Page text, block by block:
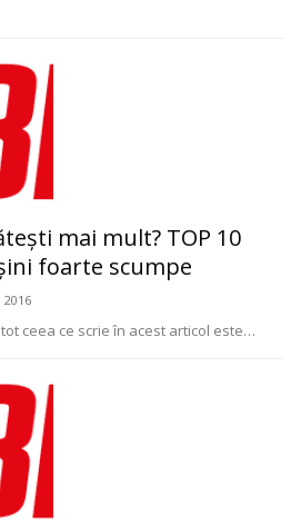
mai mult? TOP 10
foarte scumpe
ceea ce scrie în acest articol este…